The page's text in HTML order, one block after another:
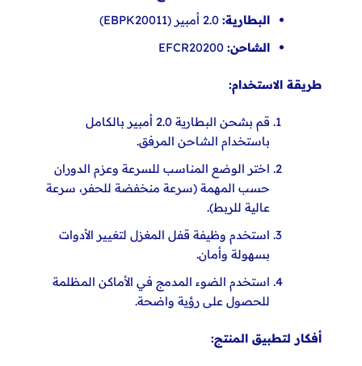
البطارية:2.0 أمبير (EBPK20011)
الشاحن:EFCR20200
طريقة الاستخدام:
قم بشحن البطارية 2.0 أمبير بالكامل
باستخدام الشاحن المرفق.
اختر الوضع المناسب للسرعة وعزم الدوران
حسب المهمة (سرعة منخفضة للحفر، سرعة
عالية للربط).
استخدم وظيفة قفل المغزل لتغيير الأدوات
بسهولة وأمان.
استخدم الضوء المدمج في الأماكن المظلمة
للحصول على رؤية واضحة.
أفكار لتطبيق المنتج: